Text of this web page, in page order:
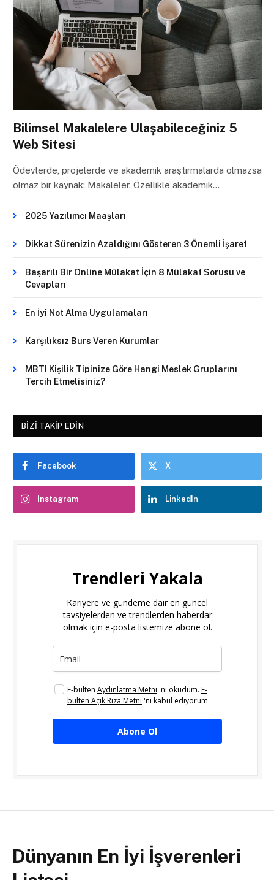
Bilimsel Makalelere Ulaşabileceğiniz 5
Web Sitesi
Ödevlerde, projelerde ve akademik araştırmalarda olmazsa
olmaz bir kaynak: Makaleler. Özellikle akademik…
2025 Yazılımcı Maaşları
Dikkat Sürenizin Azaldığını Gösteren 3 Önemli İşaret
Başarılı Bir Online Mülakat İçin 8 Mülakat Sorusu ve
Cevapları
En İyi Not Alma Uygulamaları
Karşılıksız Burs Veren Kurumlar
MBTI Kişilik Tipinize Göre Hangi Meslek Gruplarını
Tercih Etmelisiniz?
BIZI TAKIP EDIN
Facebook X
Instagram LinkedIn
Trendleri Yakala
Kariyere ve gündeme dair en güncel
tavsiyelerden ve trendlerden haberdar
olmak için e-posta listemize abone ol.
E-bülten Aydınlatma Metni''ni okudum. E-
bülten Açık Rıza Metni''ni kabul ediyorum.
Abone Ol
Dünyanın En İyi İşverenleri